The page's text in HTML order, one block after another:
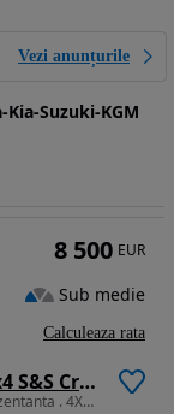
Vezi anunțurile
Suzuki-KGM
Fiat 500X 2.0 Multijet Automatik 4x4 S&S Cross
1956 cm3 • 140 CP • Unic proprietar .Istoric reprezentanta . 4X4 . Automata . Padele volan
8 500 EUR
Sub medie
Calculeaza rata